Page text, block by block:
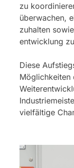
zu
überwachen,
zuhalten
entwicklung
Diese
Möglichkeiten
vielfältige